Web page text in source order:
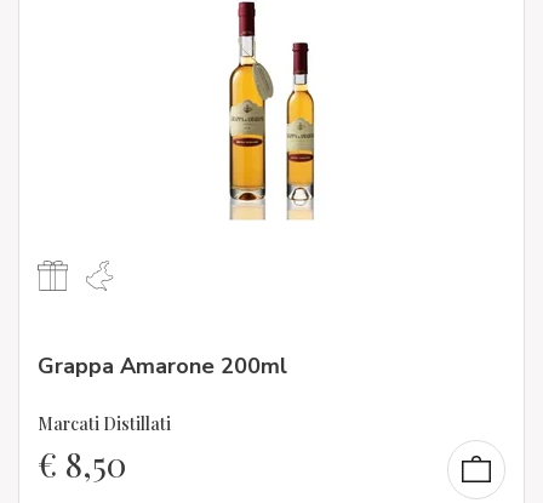
Grappa Amarone 200ml
Marcati Distillati
€ 8,50